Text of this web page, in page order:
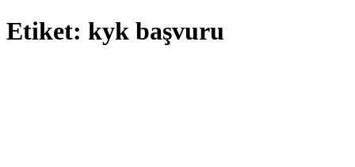
Etiket: kyk başvuru